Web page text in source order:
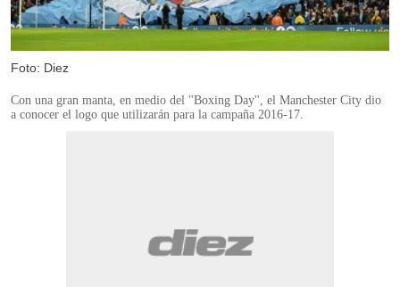
Foto: Diez
Con una gran manta, en medio del ''Boxing Day'', el Manchester City dio
a conocer el logo que utilizarán para la campaña 2016-17.